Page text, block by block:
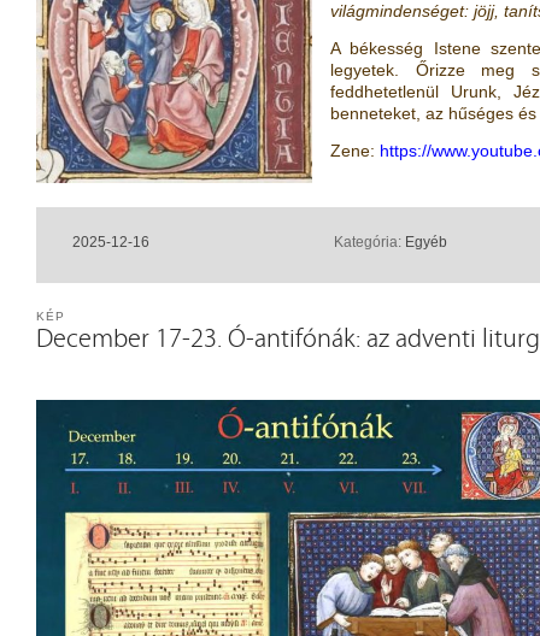
világmindenséget: jöjj,
A békesség Istene
legyetek. Őrizze meg
feddhetetlenül Urunk,
benneteket, az hűséges
Zene: https://
2025-12-16 Kategória: Egyéb
December 17-23. Ó-antifónák: az adventi
KÉP